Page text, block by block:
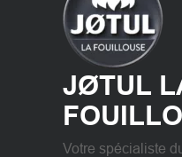
JØTUL
Votre spécialiste